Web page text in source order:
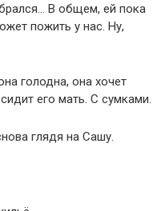
В общем, ей пока
пожить у нас. Ну,
голодна, она хочет
его мать. С сумками.
глядя на Сашу.